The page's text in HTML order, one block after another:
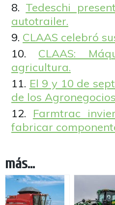
Tedeschi
autotrailer.
CLAAS celebró
CLAAS:
agricultura.
El 9 y 10 de
de los
Farmtrac
fabricar
más...